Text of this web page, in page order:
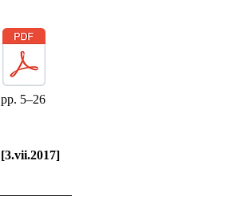
pp. 5–26
[3.vii.2017]